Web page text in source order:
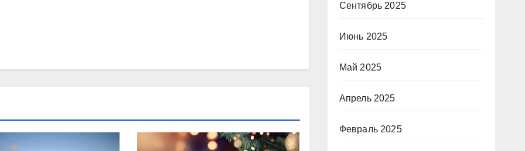
Сентябрь 2025
Июнь 2025
Май 2025
Апрель 2025
Февраль 2025